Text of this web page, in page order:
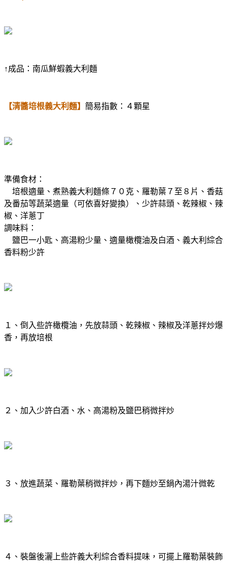
↑成品：南瓜鮮蝦義大利麵
【清醬培根義大利麵】 簡易指數：４顆星
準備食材：
培根適量、煮熟義大利麵條７０克、羅勒葉７至８片、香菇
及番茄等蔬菜適量（可依喜好變換）、少許蒜頭、乾辣椒、辣
椒、洋蔥丁
調味料：
鹽巴一小匙、高湯粉少量、適量橄欖油及白酒、義大利綜合
香料粉少許
１、倒入些許橄欖油，先放蒜頭、乾辣椒、辣椒及洋蔥拌炒爆
香，再放培根
２、加入少許白酒、水、高湯粉及鹽巴稍微拌炒
３、放進蔬菜、羅勒葉稍微拌炒，再下麵炒至鍋內湯汁微乾
４、裝盤後灑上些許義大利綜合香料提味，可擺上羅勒葉裝飾